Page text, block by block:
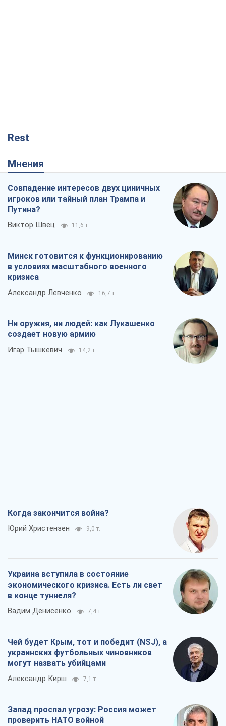
Rest
Мнения
Совпадение интересов двух циничных
игроков или тайный план Трампа и
Путина?
Виктор Швец 11,6 т.
Минск готовится к функционированию
в условиях масштабного военного
кризиса
Александр Левченко 16,7 т.
Ни оружия, ни людей: как Лукашенко
создает новую армию
Игар Тышкевич 14,2 т.
Когда закончится война?
Юрий Христензен 9,0 т.
Украина вступила в состояние
экономического кризиса. Есть ли свет
в конце туннеля?
Вадим Денисенко 7,4 т.
Чей будет Крым, тот и победит (NSJ), а
украинских футбольных чиновников
могут назвать убийцами
Александр Кирш 7,1 т.
Запад проспал угрозу: Россия может
проверить НАТО войной